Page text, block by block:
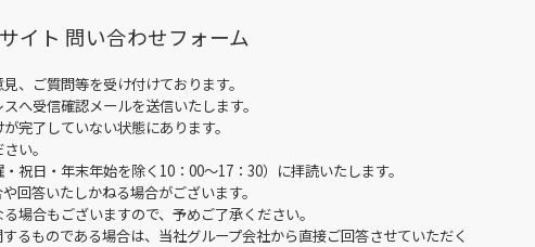
イト 問い合わせフォーム
、ご質問等を受け付けております。
へ受信確認メールを送信いたします。
完了していない状態にあります。
い。
祝日・年末年始を除く10：00～17：30）に拝読いたします。
回答いたしかねる場合がございます。
場合もございますので、予めご了承ください。
るものである場合は、当社グループ会社から直接ご回答させていただく